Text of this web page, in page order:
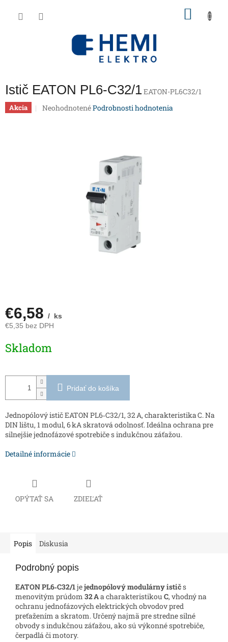
Istič EATON PL6-C32/1EATON-PL6C32/1
Akcia
Priemerné
NeohodnotenéPodrobnosti hodnotenia
€6,58 / ks
€5,35 bez DPH
cena:
Skladom
Pridať do košíka
Jednopólový istič EATON PL6‑C32/1, 32 A, charakteristika C. Na
DIN lištu, 1 modul, 6 kA skratová odolnosť. Ideálna ochrana pre
silnejšie jednofázové spotrebiče s indukčnou záťažou.
Detailné informácie
OPÝTAŤ SA ZDIEĽAŤ
Popis Diskusia
Podrobný popis
EATON PL6‑C32/1jejednopólový modulárny ističs
menovitým prúdom 32 Aa charakteristikou C, vhodný na
ochranu jednofázových elektrických obvodov pred
preťažením a skratom. Určený najmä pre stredne silné
obvody s indukčnou záťažou, ako sú výkonné spotrebiče,
čerpadlá či motory.